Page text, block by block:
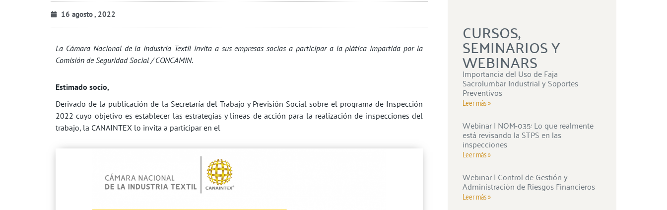
16 agosto , 2022
La Cámara Nacional de la Industria Textil invita a susempresas socias a participar a la plática impartida por la
Comisión de Seguridad Social / CONCAMIN.
Estimado socio,
Derivado de la publicación de la Secretaría del Trabajo y Previsión Social sobre el programa de Inspección
2022 cuyo objetivo es establecer las estrategias y líneas de acción para la realización de inspecciones del
trabajo, la CANAINTEX lo invita a participar en el
CURSOS,
SEMINARIOS Y
WEBINARS
Importancia del Uso de Faja
Sacrolumbar Industrial y Soportes
Preventivos
Leer más »
Webinar | NOM-035: Lo que realmente
está revisando la STPS en las
inspecciones
Leer más »
Webinar | Control de Gestión y
Administración de Riesgos Financieros
Leer más »